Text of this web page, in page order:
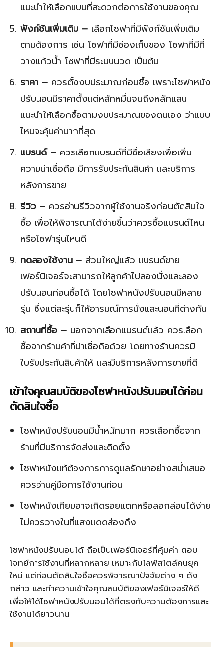
แนะนำให้เลือกแบบที่สะดวกต่อการใช้งานของคุณ
ฟังก์ชันเพิ่มเติม – เลือกโซฟาที่มีฟังก์ชันเพิ่มเติม
ตามต้องการ เช่น โซฟาที่มีช่องเก็บของ โซฟาที่มีที่
วางแก้วน้ำ โซฟาที่มีระบบนวด เป็นต้น
ราคา – ควรตั้งงบประมาณก่อนซื้อ เพราะโซฟาหนัง
ปรับนอนมีราคาตั้งแต่หลักหมื่นจนถึงหลักแสน
แนะนำให้เลือกซื้อตามงบประมาณของตนเอง ว่าแบบ
ไหนจะคุ้มค่ามากที่สุด
แบรนด์ – ควรเลือกแบรนด์ที่มีชื่อเสียงเพื่อเพิ่ม
ความน่าเชื่อถือ มีการรับประกันสินค้า และบริการ
หลังการขาย
รีวิว – ควรอ่านรีวิวจากผู้ใช้งานจริงก่อนตัดสินใจ
ซื้อ เพื่อให้พิจารณาได้ง่ายขึ้นว่าควรซื้อแบรนด์ไหน
หรือโซฟารุ่นไหนดี
ทดลองใช้งาน – ส่วนใหญ่แล้ว แบรนด์ขาย
เฟอร์นิเจอร์จะสามารถให้ลูกค้าไปลองนั่งและลอง
ปรับนอนก่อนซื้อได้ โดยโซฟาหนังปรับนอนมีหลาย
รุ่น ซึ่งแต่ละรุ่นก็ให้อารมณ์การนั่งและนอนที่ต่างกัน
สถานที่ซื้อ – นอกจากเลือกแบรนด์แล้ว ควรเลือก
ซื้อจากร้านค้าที่น่าเชื่อถือด้วย โดยทางร้านควรมี
ใบรับประกันสินค้าให้ และมีบริการหลังการขายที่ดี
เข้าใจคุณสมบัติของโซฟาหนังปรับนอนได้ก่อน
ตัดสินใจซื้อ
โซฟาหนังปรับนอนมีน้ำหนักมาก ควรเลือกซื้อจาก
ร้านที่มีบริการจัดส่งและติดตั้ง
โซฟาหนังแท้ต้องการการดูแลรักษาอย่างสม่ำเสมอ
ควรอ่านคู่มือการใช้งานก่อน
โซฟาหนังเทียมอาจเกิดรอยแตกหรือลอกล่อนได้ง่าย
ไม่ควรวางในที่แสงแดดส่องถึง
โซฟาหนังปรับนอนได้ ถือเป็นเฟอร์นิเจอร์ที่คุ้มค่า ตอบ
โจทย์การใช้งานที่หลากหลาย เหมาะกับไลฟ์สไตล์คนยุค
ใหม่ แต่ก่อนตัดสินใจซื้อควรพิจารณาปัจจัยต่าง ๆ ดัง
กล่าว และทำความเข้าใจคุณสมบัติของเฟอร์นิเจอร์ให้ดี
เพื่อให้ได้โซฟาหนังปรับนอนได้ที่ตรงกับความต้องการและ
ใช้งานได้ยาวนาน